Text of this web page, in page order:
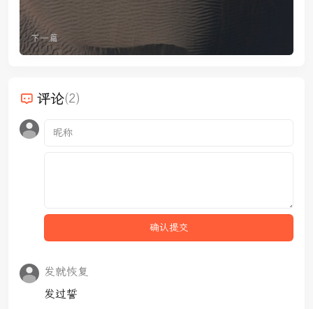
下一篇
评论(2)
发就恢复
发过誓